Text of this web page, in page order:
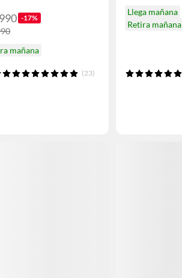
-17%
mañana
(23)
Llega mañana
Retira mañana